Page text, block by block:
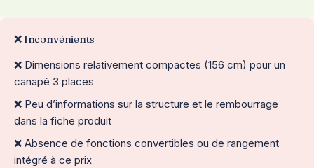
❌ Inconvénients
❌ Dimensions relativement compactes (156 cm) pour un
canapé 3 places
❌ Peu d’informations sur la structure et le rembourrage
dans la fiche produit
❌ Absence de fonctions convertibles ou de rangement
intégré à ce prix